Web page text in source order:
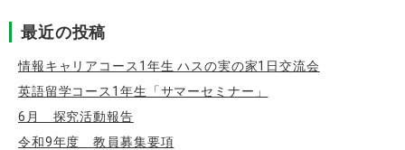
最近の投稿
情報キャリアコース1年生 ハスの実の家1日交流会
英語留学コース1年生「サマーセミナー」
6月 探究活動報告
令和9年度 教員募集要項